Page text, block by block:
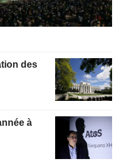
des